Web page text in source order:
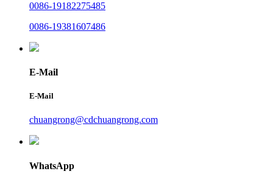
0086-19182275485
0086-19381607486
E-Mail
E-Mail
chuangrong@cdchuangrong.com
WhatsApp